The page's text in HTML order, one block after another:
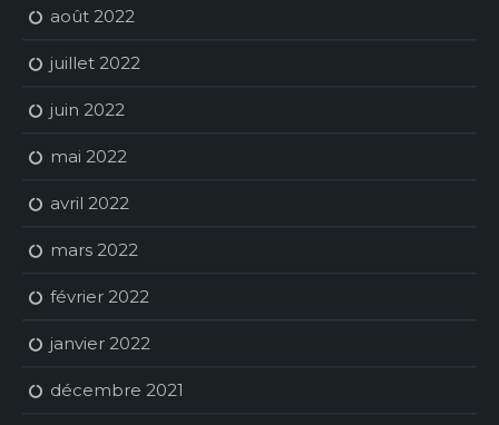
août 2022
juillet 2022
juin 2022
mai 2022
avril 2022
mars 2022
février 2022
janvier 2022
décembre 2021